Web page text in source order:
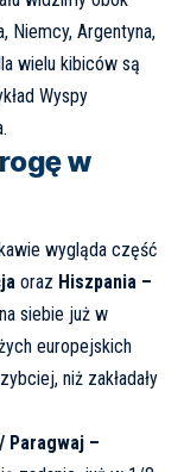
Niemcy, Argentyna,
wielu kibiców są
Wyspy
w
wygląda część
oraz Hiszpania –
siebie już w
europejskich
niż zakładały
Paragwaj –